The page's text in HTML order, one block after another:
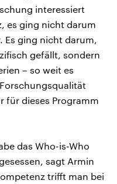
interessiert
es ging nicht darum
Es ging nicht darum,
gefällt, sondern
– so weit es
für dieses Programm
das Who-is-Who
sagt Armin
trifft man bei